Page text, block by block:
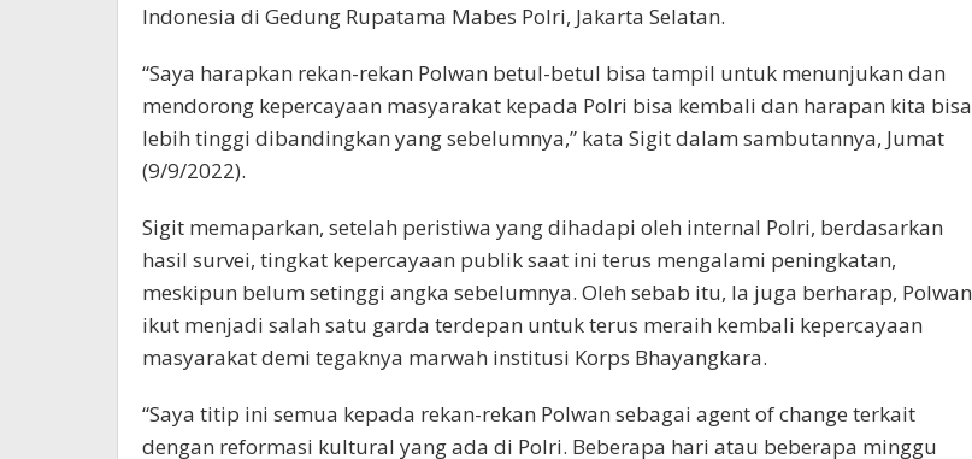
Indonesia di Gedung Rupatama Mabes Polri, Jakarta Selatan.
“Saya harapkan rekan-rekan Polwan betul-betul bisa tampil untuk menunjukan dan
mendorong kepercayaan masyarakat kepada Polri bisa kembali dan harapan kita bisa
lebih tinggi dibandingkan yang sebelumnya,” kata Sigit dalam sambutannya, Jumat
(9/9/2022).
Sigit memaparkan, setelah peristiwa yang dihadapi oleh internal Polri, berdasarkan
hasil survei, tingkat kepercayaan publik saat ini terus mengalami peningkatan,
meskipun belum setinggi angka sebelumnya. Oleh sebab itu, Ia juga berharap, Polwan
ikut menjadi salah satu garda terdepan untuk terus meraih kembali kepercayaan
masyarakat demi tegaknya marwah institusi Korps Bhayangkara.
“Saya titip ini semua kepada rekan-rekan Polwan sebagai agent of change terkait
dengan reformasi kultural yang ada di Polri. Beberapa hari atau beberapa minggu